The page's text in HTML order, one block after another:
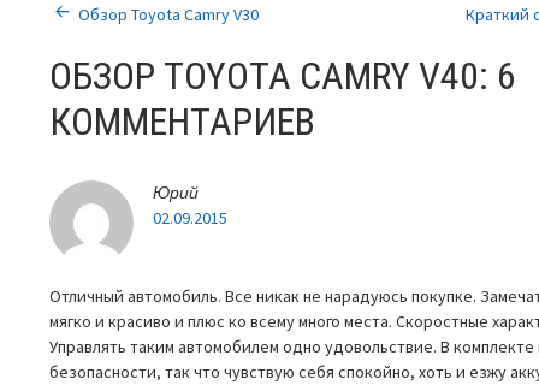
НАВИГАЦИЯ
ПО
ЗАПИСЯМ
Обзор Toyota Camry V30 Краткий
ОБЗОР TOYOTA CAMRY V40: 6
КОММЕНТАРИЕВ
Юрий
02.09.2015
Отличный автомобиль. Все никак не нарадуюсь покупке.
мягко и красиво и плюс ко всему много места. Скоростные
Управлять таким автомобилем одно удовольствие. В
безопасности, так что чувствую себя спокойно, хоть и езжу